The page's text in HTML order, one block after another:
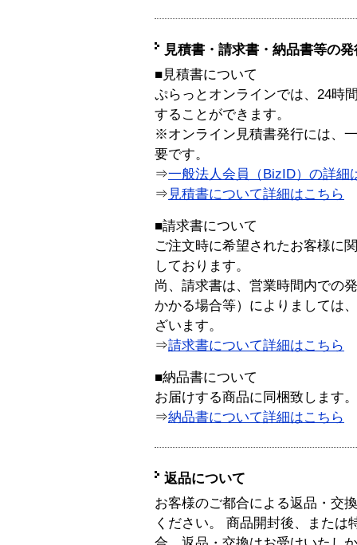
見積書・請求書・納品書等の
■見積書について
ぷらっとオンラインでは、24時
することができます。
※オンライン見積書発行には、
要です。
⇒一般法人会員（BizID）の詳細
⇒ 見積書について詳細はこちら
■請求書について
ご注文時に希望されたお客様に
しております。
尚、請求書は、営業時間内での
かかる場合等）によりましては
ざいます。
⇒請求書について詳細はこちら
■納品書について
お届けする商品に同梱致します。
⇒納品書について詳細はこちら
返品について
お客様のご都合による返品・交
ください。 商品開封後、または